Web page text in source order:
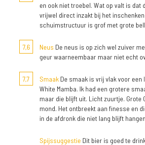
en ook niet troebel. Wat op valt is dat
vrijwel direct inzakt bij het
schuimstructuur is grof met grote
7,6 Neus De neus is op zich wel zuiver
geur waarneembaar maar niet echt
7,7 Smaak De smaak is vrij vlak voor een
White Mamba. Ik had een grotere
maar die blijft uit. Licht zuurtje. Grote
mond. Het ontbreekt aan finesse en
in de afdronk die niet lang blijft
Spijssuggestie Dit bier is goed te